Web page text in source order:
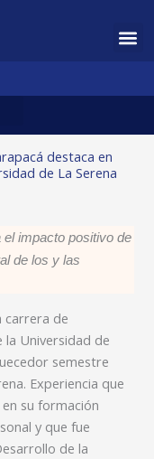
destaca en
de La Serena
impacto positivo de
de los y las
carrera de
la Universidad de
semestre
Experiencia que
su formación
y que fue
de la